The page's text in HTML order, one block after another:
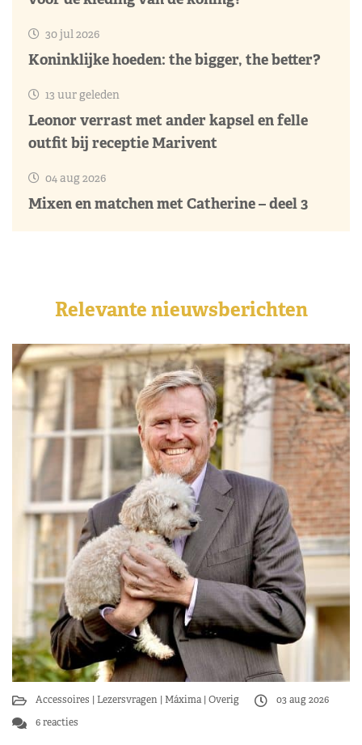
30 jul 2026
Koninklijke hoeden: the bigger, the better?
13 uur geleden
Leonor verrast met ander kapsel en felle
outfit bij receptie Marivent
04 aug 2026
Mixen en matchen met Catherine – deel 3
Relevante nieuwsberichten
Accessoires Lezersvragen Máxima Overig
03 aug 2026
6 reacties